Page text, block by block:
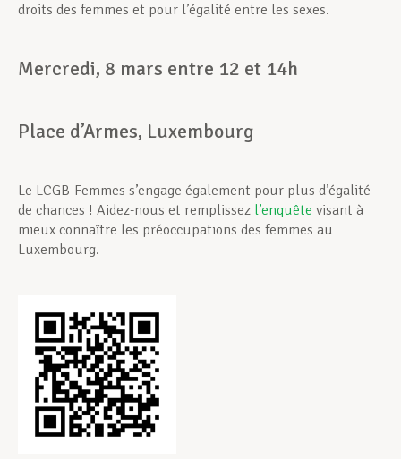
droits des femmes et pour l’égalité entre les sexes.
Mercredi, 8 mars entre 12 et 14h
Place d’Armes, Luxembourg
Le LCGB-Femmes s’engage également pour plus d’égalité
de chances ! Aidez-nous et remplissez l’enquête visant à
mieux connaître les préoccupations des femmes au
Luxembourg.